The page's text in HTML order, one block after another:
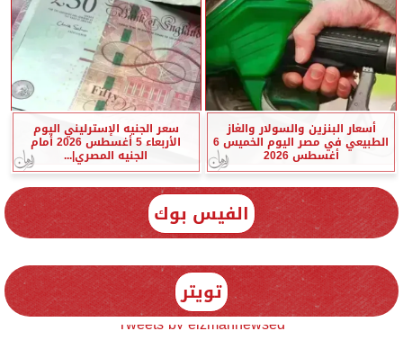
أسعار البنزين والسولار والغاز
الطبيعي في مصر اليوم الخميس 6
أغسطس 2026
سعر الجنيه الإسترليني اليوم
الأربعاء 5 أغسطس 2026 أمام
الجنيه المصري|...
الفيس بوك
تويتر
Tweets by elzmannewseg